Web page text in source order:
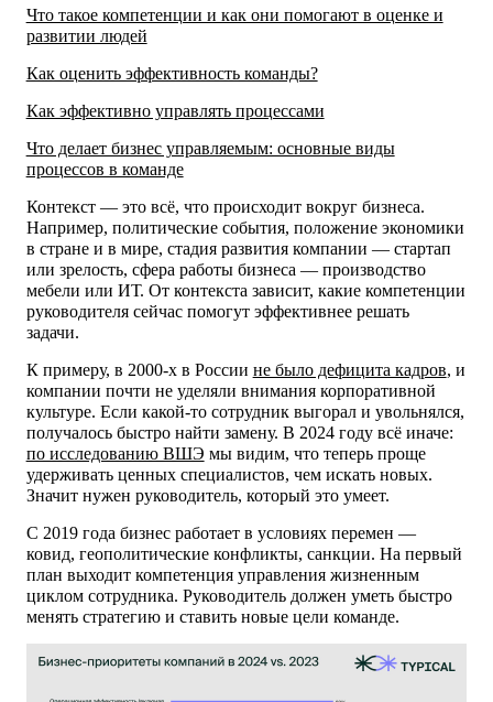
Что такое компетенции и как они помогают в оценке и
развитии людей
Как оценить эффективность команды?
Как эффективно управлять процессами
Что делает бизнес управляемым: основные виды
процессов в команде
Контекст — это всё, что происходит вокруг бизнеса.
Например, политические события, положение экономики
в стране и в мире, стадия развития компании — стартап
или зрелость, сфера работы бизнеса — производство
мебели или ИТ. От контекста зависит, какие компетенции
руководителя сейчас помогут эффективнее решать
задачи.
К примеру, в 2000-х в России не было дефицита кадров, и
компании почти не уделяли внимания корпоративной
культуре. Если какой-то сотрудник выгорал и увольнялся,
получалось быстро найти замену. В 2024 году всё иначе:
по исследованию ВШЭ мы видим, что теперь проще
удерживать ценных специалистов, чем искать новых.
Значит нужен руководитель, который это умеет.
С 2019 года бизнес работает в условиях перемен —
ковид, геополитические конфликты, санкции. На первый
план выходит компетенция управления жизненным
циклом сотрудника. Руководитель должен уметь быстро
менять стратегию и ставить новые цели команде.